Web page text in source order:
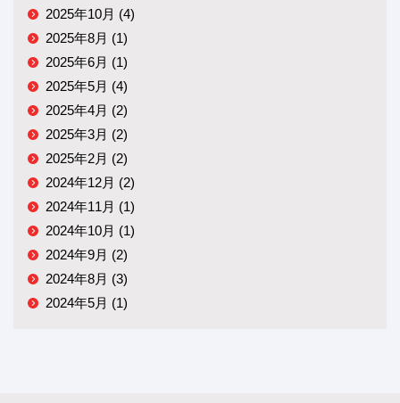
2025年10月 (4)
2025年8月 (1)
2025年6月 (1)
2025年5月 (4)
2025年4月 (2)
2025年3月 (2)
2025年2月 (2)
2024年12月 (2)
2024年11月 (1)
2024年10月 (1)
2024年9月 (2)
2024年8月 (3)
2024年5月 (1)